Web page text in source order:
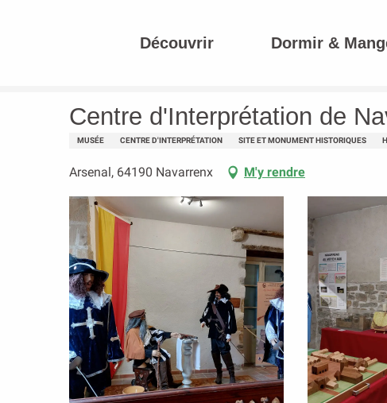
Découvrir Dormir &
Centre d'Interprétation de
MUSÉE CENTRE D'INTERPRÉTATION SITE ET MONUMENT HISTORIQUES
Arsenal, 64190 Navarrenx M'y rendre